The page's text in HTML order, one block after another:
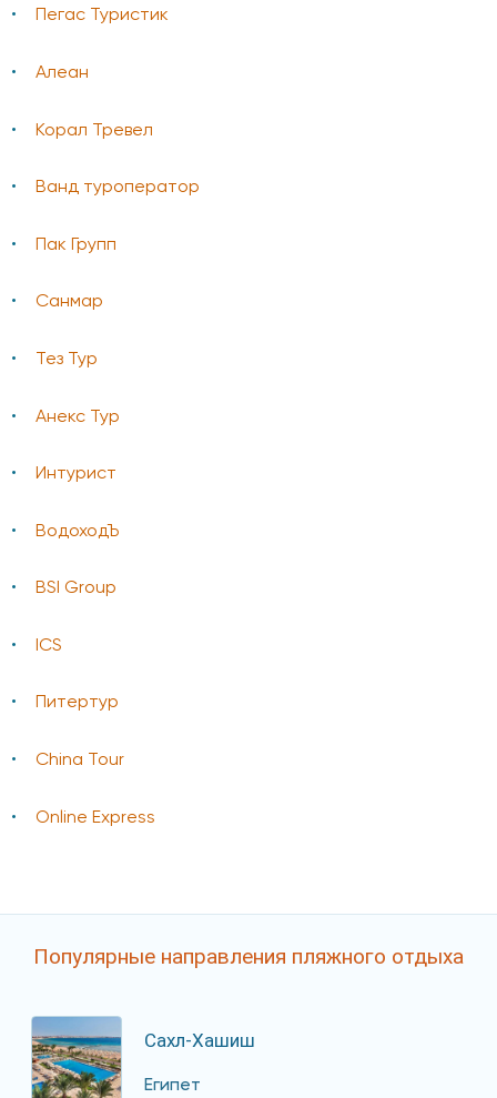
Пегас Туристик
Алеан
Корал Тревел
Ванд туроператор
Пак Групп
Санмар
Тез Тур
Анекс Тур
Интурист
ВодоходЪ
BSI Group
ICS
Питертур
China Tour
Online Express
Популярные направления пляжного отдыха
Сахл-Хашиш
Египет